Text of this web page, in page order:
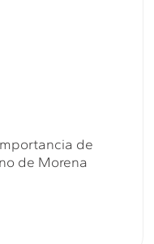
de
de Morena